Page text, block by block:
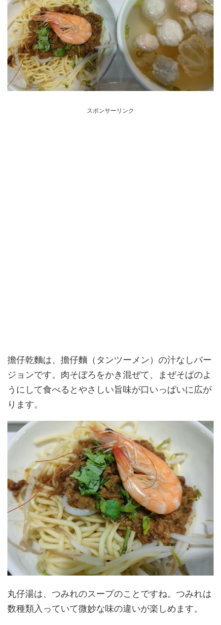
スポンサーリンク
擔仔乾麵は、擔仔麵（タンツーメン）の汁なしバー
ジョンです。肉そぼろをかき混ぜて、まぜそばのよ
うにして食べるとやさしい旨味が口いっぱいに広が
ります。
丸仔湯は、つみれのスープのことですね。つみれは
数種類入っていて微妙な味の違いが楽しめます。